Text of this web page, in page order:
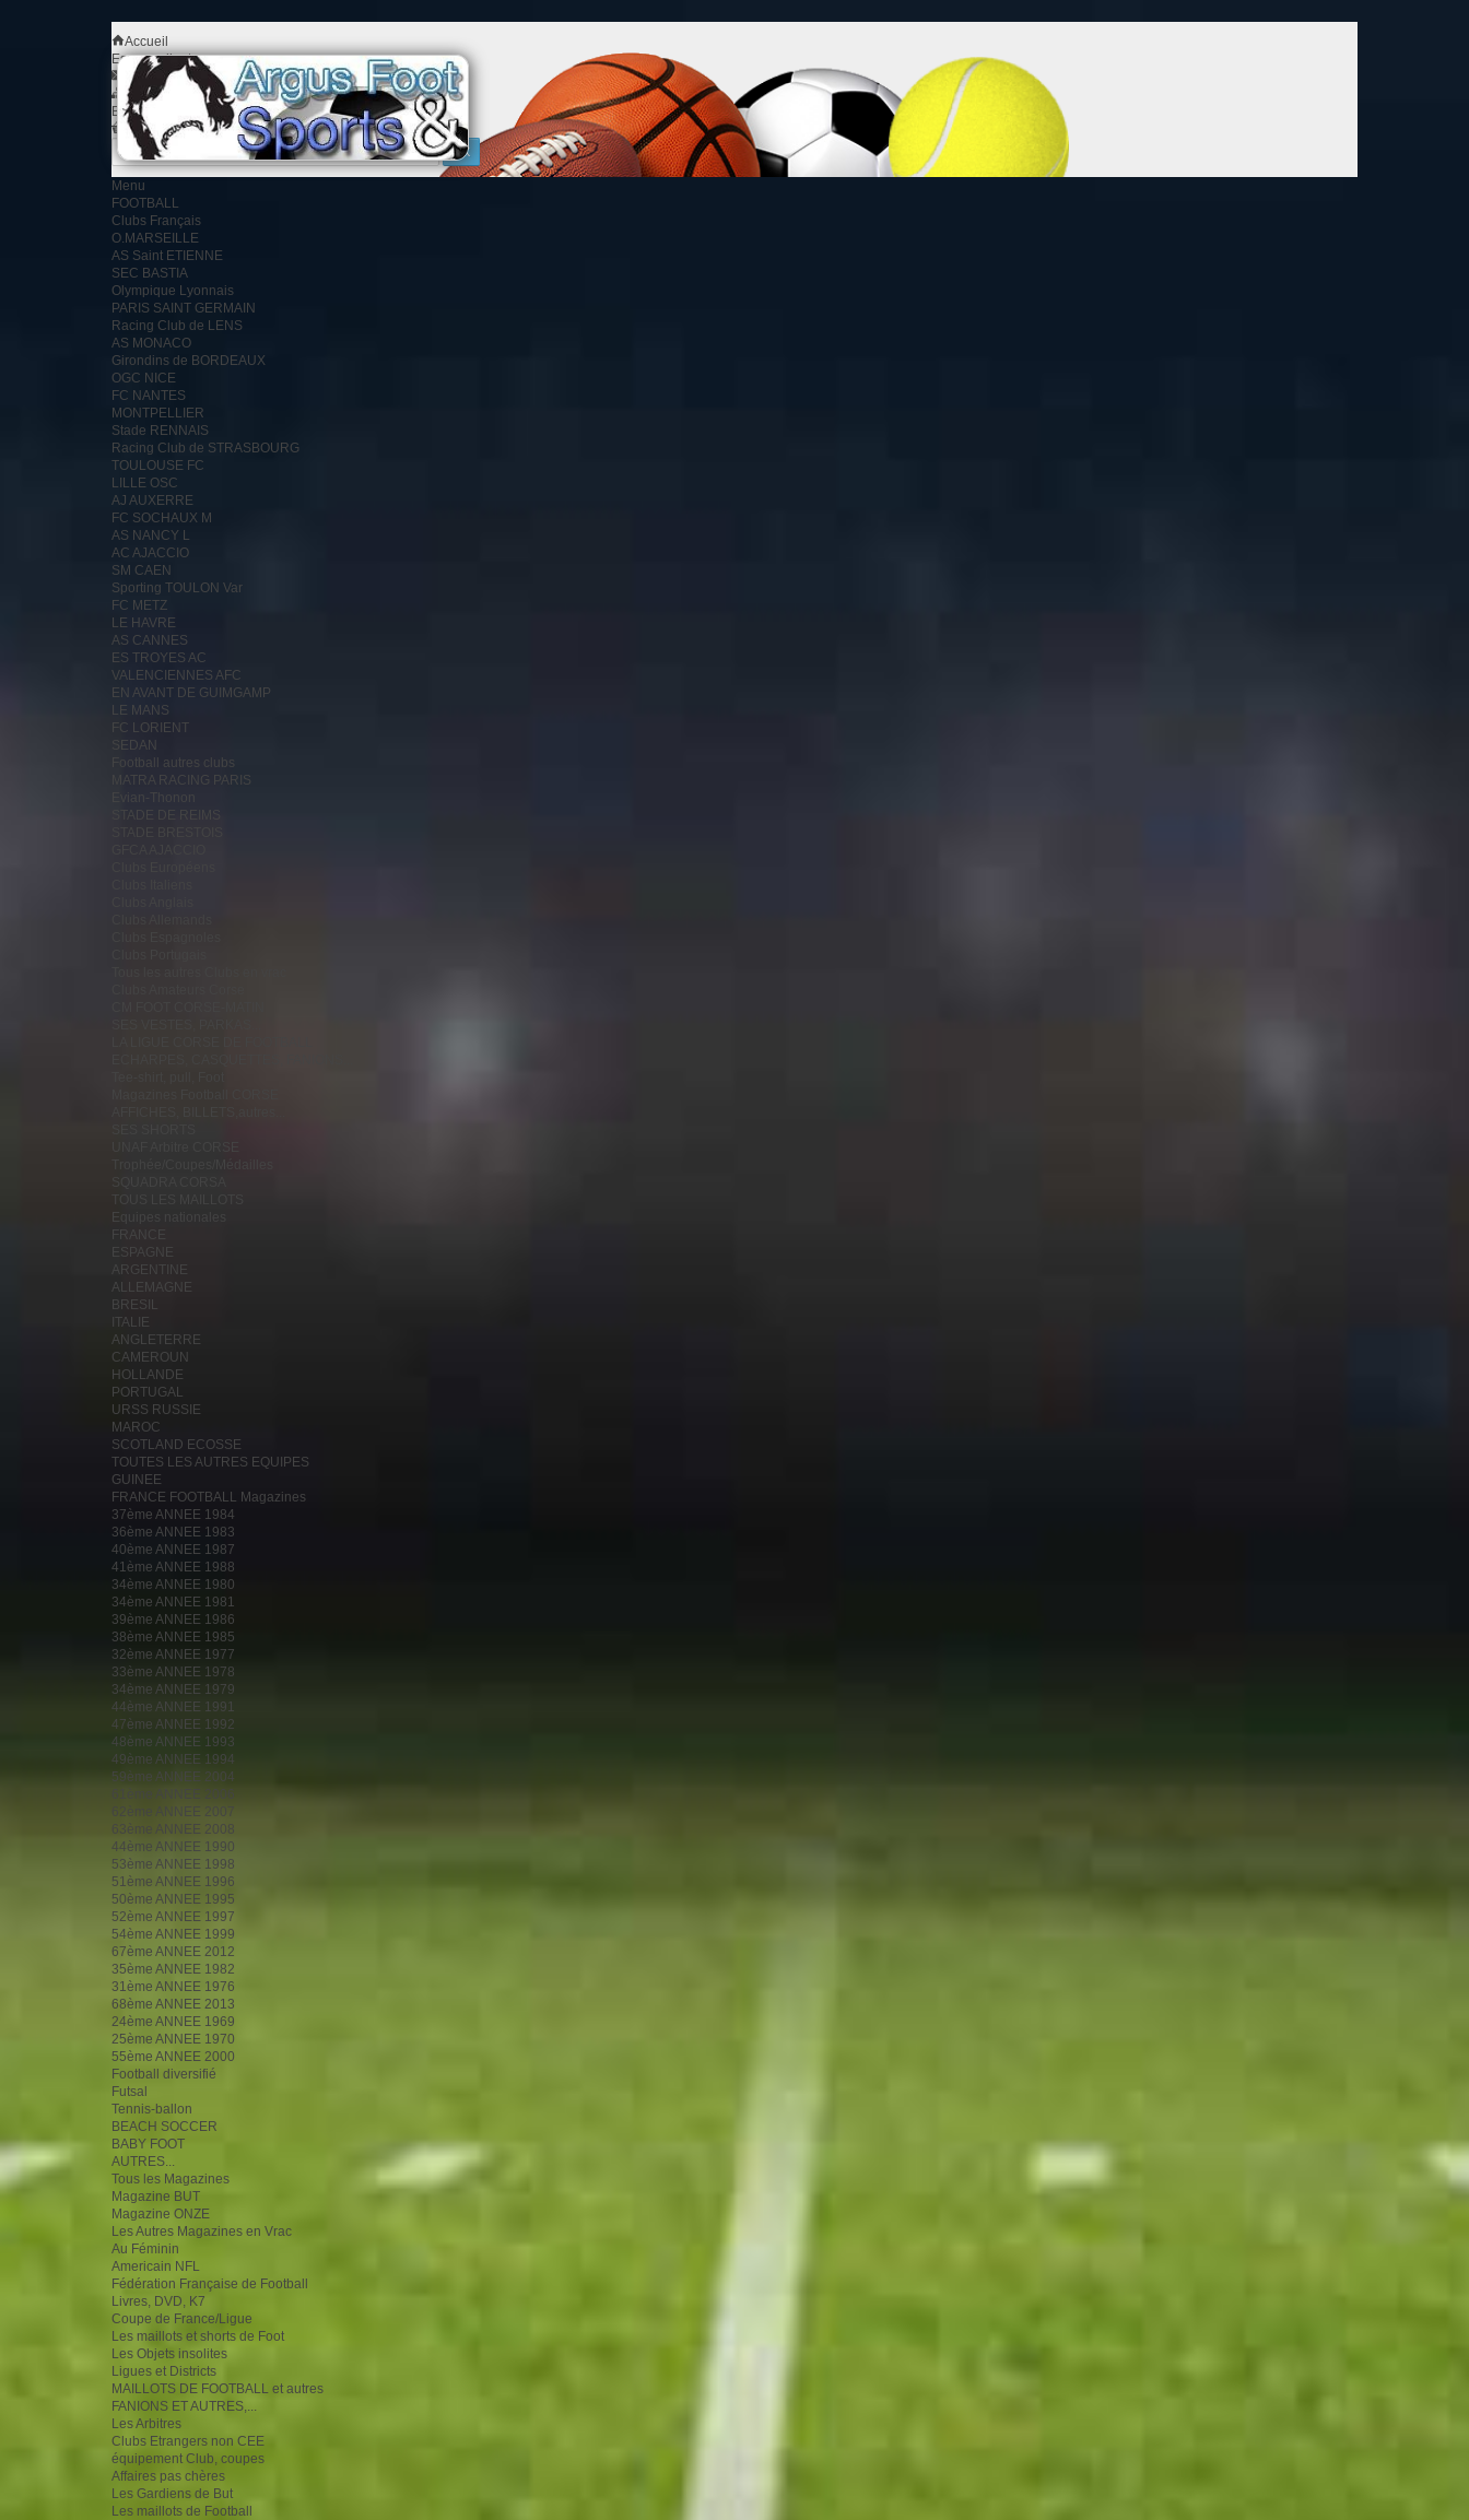
Accueil
Espace client
Contact
Plan du site
Bienvenue
Identifiez-vous
Votre compte
Votre panier 0produit0.00 €
Menu
FOOTBALL
Clubs Français
O.MARSEILLE
AS Saint ETIENNE
SEC BASTIA
Olympique Lyonnais
PARIS SAINT GERMAIN
Racing Club de LENS
AS MONACO
Girondins de BORDEAUX
OGC NICE
FC NANTES
MONTPELLIER
Stade RENNAIS
Racing Club de STRASBOURG
TOULOUSE FC
LILLE OSC
AJ AUXERRE
FC SOCHAUX M
AS NANCY L
AC AJACCIO
SM CAEN
Sporting TOULON Var
FC METZ
LE HAVRE
AS CANNES
ES TROYES AC
VALENCIENNES AFC
EN AVANT DE GUIMGAMP
LE MANS
FC LORIENT
SEDAN
Football autres clubs
MATRA RACING PARIS
Evian-Thonon
STADE DE REIMS
TOUS LES MAILLOTS
Equipes nationales
FRANCE
ESPAGNE
ARGENTINE
ALLEMAGNE
BRESIL
ITALIE
ANGLETERRE
CAMEROUN
HOLLANDE
PORTUGAL
URSS RUSSIE
MAROC
SCOTLAND ECOSSE
TOUTES LES AUTRES EQUIPES
GUINEE
FRANCE FOOTBALL Magazines
37ème ANNEE 1984
36ème ANNEE 1983
40ème ANNEE 1987
41ème ANNEE 1988
34ème ANNEE 1980
34ème ANNEE 1981
39ème ANNEE 1986
38ème ANNEE 1985
32ème ANNEE 1977
33ème ANNEE 1978
34ème ANNEE 1979
44ème ANNEE 1991
47ème ANNEE 1992
48ème ANNEE 1993
49ème ANNEE 1994
59ème ANNEE 2004
61ème ANNEE 2006
62ème ANNEE 2007
63ème ANNEE 2008
44ème ANNEE 1990
53ème ANNEE 1998
51ème ANNEE 1996
50ème ANNEE 1995
52ème ANNEE 1997
54ème ANNEE 1999
67ème ANNEE 2012
35ème ANNEE 1982
31ème ANNEE 1976
68ème ANNEE 2013
24ème ANNEE 1969
25ème ANNEE 1970
55ème ANNEE 2000
Football diversifié
Futsal
Tennis-ballon
BEACH SOCCER
BABY FOOT
AUTRES...
Tous les Magazines
Magazine BUT
Magazine ONZE
Les Autres Magazines en Vrac
Au Féminin
Americain NFL
Fédération Française de Football
Livres, DVD, K7
Coupe de France/Ligue
Les maillots et shorts de Foot
Les Objets insolites
Ligues et Districts
MAILLOTS DE FOOTBALL et autres
FANIONS ET AUTRES,...
Les Arbitres
Clubs Etrangers non CEE
équipement Club, coupes
Affaires pas chères
Les Gardiens de But
Les maillots de Football